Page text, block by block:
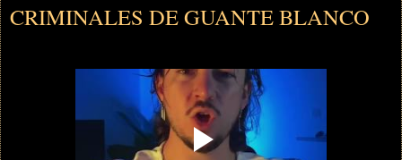
CRIMINALES DE GUANTE BLANCO